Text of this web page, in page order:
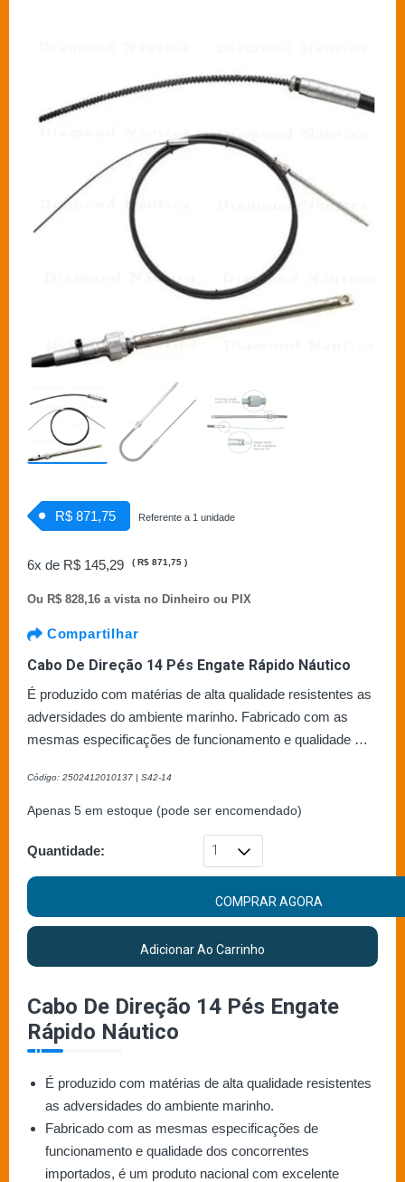
R$ 871,75 Referente a 1 unidade
6x de R$ 145,29 ( R$ 871,75 )
Ou R$ 828,16 a vista no Dinheiro ou PIX
Compartilhar
Cabo De Direção 14 Pés Engate Rápido Náutico
É produzido com matérias de alta qualidade resistentes as
adversidades do ambiente marinho. Fabricado com as
mesmas especificações de funcionamento e qualidade …
Código: 2502412010137 | S42-14
Apenas 5 em estoque (pode ser encomendado)
Quantidade:
COMPRAR AGORA
Adicionar Ao Carrinho
Cabo De Direção 14 Pés Engate
Rápido Náutico
É produzido com matérias de alta qualidade resistentes
as adversidades do ambiente marinho.
Fabricado com as mesmas especificações de
funcionamento e qualidade dos concorrentes
importados, é um produto nacional com excelente